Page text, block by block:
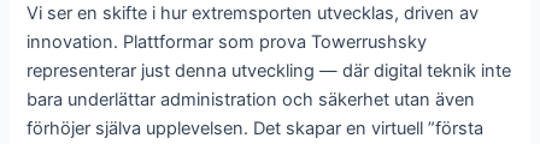
Vi ser en skifte i hur extremsporten utvecklas, driven av
innovation. Plattformar som prova Towerrushsky
representerar just denna utveckling — där digital teknik inte
bara underlättar administration och säkerhet utan även
förhöjer själva upplevelsen. Det skapar en virtuell ”första